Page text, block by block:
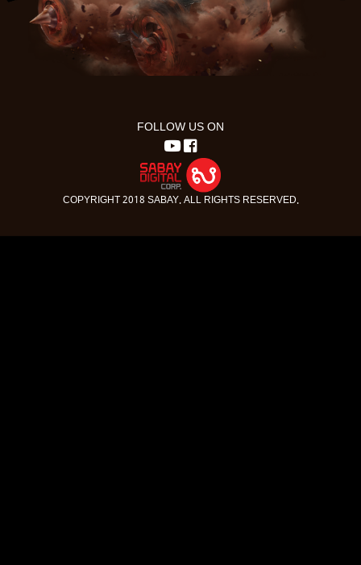
FOLLOW US ON
COPYRIGHT 2018 SABAY. ALL RIGHTS RESERVED.